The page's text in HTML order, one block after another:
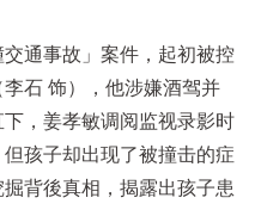
通事故」案件，起初被控
石 饰），他涉嫌酒驾并
，姜孝敏调阅监视录影时
孩子却出现了被撞击的症
背後真相，揭露出孩子患